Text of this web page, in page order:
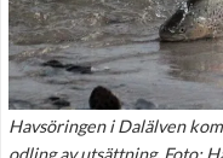
Havsöringen i Dalälven